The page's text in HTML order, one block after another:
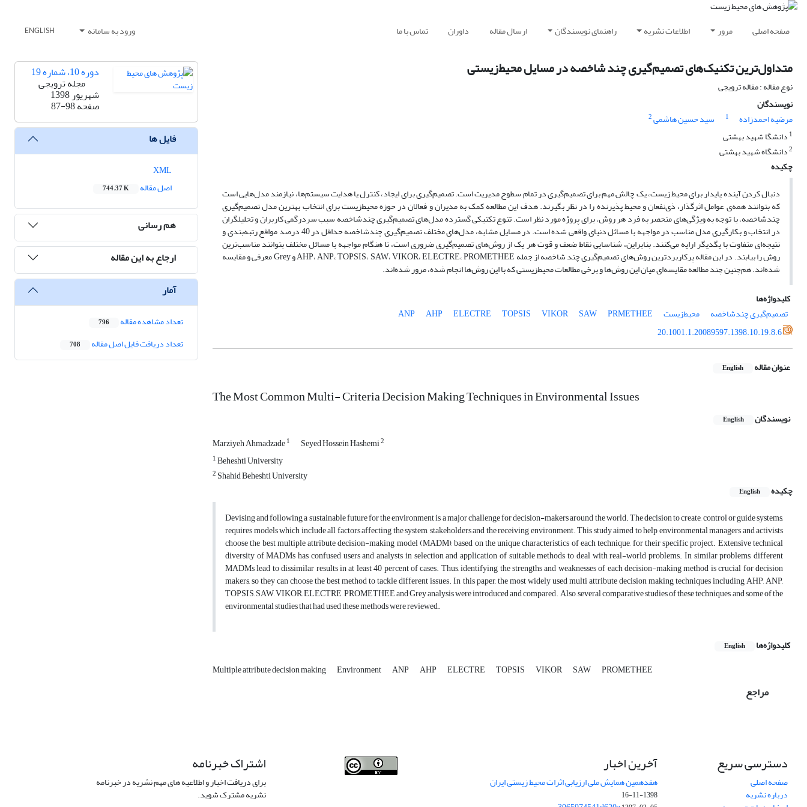
صفحه اصلی مرور اطلاعات نشریه راهنمای نویسندگان ارسال مقاله داوران تماس با ما ورود به سامانه ENGLISH
متداول‌ترین تکنیک‌های تصمیم‌گیری چند شاخصه در مسایل محیط‌زیستی
نوع مقاله : مقاله ترویجی
نویسندگان
مرضیه احمدزاده
1 سید حسین هاشمی2
1 دانشگا شهید بهشتی
2دانشگاه شهید بهشتی
چکیده
دنبال کردن آینده پایدار برای محیط‌ زیست، یک چالش مهم برای تصمیم‌گیری در تمام سطوح مدیریت است. تصمیم‌گیری برای ایجاد، کنترل یا هدایت سیستم‌ها، نیازمند مدل‌هایی است
که بتوانند همه‌ی عوامل اثر‌گذار، ذی‌نفعان و محیط پذیرنده را در نظر بگیرند. هدف این مطالعه کمک به مدیران و فعالان در حوزه محیط‌زیست برای انتخاب بهترین مدل تصمیم‌گیری
چندشاخصه، با توجه به ویژگی‌های منحصر به فرد هر روش، برای پروژه مورد نظر است. تنوع تکنیکی گسترده مدل‌های تصمیم‌گیری چندشاخصه سبب سردرگمی کاربران و تحلیلگران
در انتخاب و بکارگیری مدل مناسب در مواجهه با مسائل دنیای واقعی شده است. در مسایل مشابه، مدل‌های مختلف تصمیم‌گیری چندشاخصه حداقل در 40 درصد مواقع رتبه‌بندی و
نتیجه‌ای متفاوت با یگدیگر ارایه می‌کنند. بنابراین، شناسایی نقاط ضعف و قوت هر یک از روش‌های تصمیم‌گیری ضروری است، تا هنگام مواجهه با مسائل مختلف بتوانند مناسب‌ترین
روش را بیابند. در این مقاله پرکاربردترین روش‌های تصمیم‌گیری چند شاخصه از جمله AHP، ANP، TOPSIS، SAW، VIKOR، ELECTRE، PROMETHEE و Grey معرفی و مقایسه
شده‌اند. هم‌چنین چند مطالعه مقایسه‌ای میان این روش‌ها و برخی مطالعات محیط‌زیستی که با این روش‌ها انجام شده، مرور شده‌اند.
کلیدواژه‌ها
تصمیم‌گیری چندشاخصه
محیط‌زیست ANP AHP ELECTRE TOPSIS VIKOR SAW
PRMETHEE
20.1001.1.20089597.1398.10.19.8.6
عنوان مقاله English
The Most Common Multi- Criteria Decision Making Techniques in Environmental Issues
نویسندگان English
Marziyeh Ahmadzade1 Seyed Hossein Hashemi2
1Beheshti University
2 Shahid Beheshti University
چکیده
English
Devising and following a sustainable future for the environment is a major challenge for decision-makers around the world. The decision to create, control or guide systems,
requires models which include all factors affecting the system, stakeholders and the receiving environment. This study aimed to help environmental managers and activists
choose the best multiple attribute decision-making model (MADM), based on the unique characteristics of each technique, for their specific project. Extensive technical
diversity of MADMs has confused users and analysts in selection and application of suitable methods to deal with real-world problems. In similar problems, different
MADMs lead to dissimilar results in at least 40 percent of cases. Thus, identifying the strengths and weaknesses of each decision-making method is crucial for decision
makers, so they can choose the best method to tackle different issues. In this paper, the most widely used multi attribute decision making techniques including AHP, ANP,
TOPSIS, SAW, VIKOR, ELECTRE, PROMETHEE and Grey analysis were introduced and compared. Also, several comparative studies of these techniques and some of the
environmental studies that had used these methods were reviewed.
کلیدواژه‌ها English
Multiple attribute decision making Environment ANP AHP ELECTRE TOPSIS VIKOR SAW PROMETHEE
مراجع
دوره 10، شماره 19
مجله ترویجی
شهریور 1398
صفحه87-98
فایل ها
اصل مقاله
744.37 K
هم رسانی
ارجاع به این مقاله
آمار
تعداد مشاهده مقاله 796
تعداد دریافت فایل اصل مقاله 708
دسترسی سریع
صفحه اصلی
درباره نشریه
آخرین اخبار
هفدهمین همایش ملی ارزیابی اثرات محیط زیستی ایران
1398-11-16
اشتراک خبرنامه
برای دریافت اخبار و اطلاعیه های مهم نشریه در خبرنامه
نشریه مشترک شوید.